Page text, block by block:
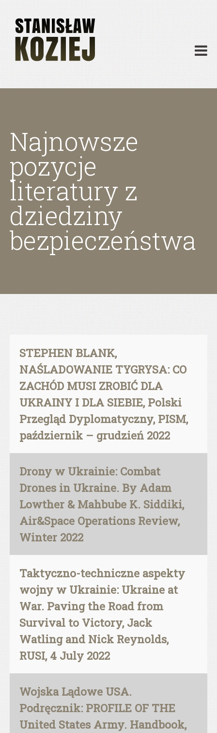
Publikacje
Działalność
Materiały dydaktyczne
Najnowsze
pozycje
literatury z
dziedziny
bezpieczeństwa
STEPHEN BLANK,
NAŚLADOWANIE TYGRYSA: CO
ZACHÓD MUSI ZROBIĆ DLA
UKRAINY I DLA SIEBIE, Polski
Przegląd Dyplomatyczny, PISM,
październik – grudzień 2022
Drony w Ukrainie: Combat
Drones in Ukraine. By Adam
Lowther & Mahbube K. Siddiki,
Air&Space Operations Review,
Winter 2022
Taktyczno-techniczne aspekty
wojny w Ukrainie: Ukraine at
War. Paving the Road from
Survival to Victory, Jack
Watling and Nick Reynolds,
RUSI, 4 July 2022
Wojska Lądowe USA.
Podręcznik: PROFILE OF THE
United States Army. Handbook,